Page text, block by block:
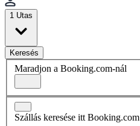
1 Utas
Keresés
Maradjon a Booking.com-nál
Szállás keresése itt Booking.com